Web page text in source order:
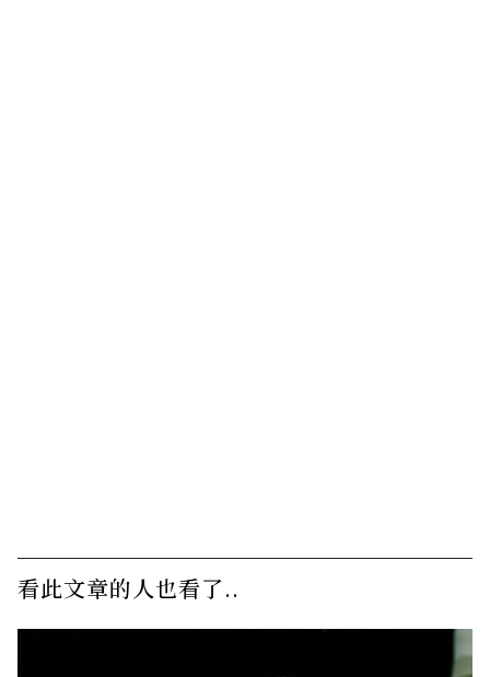
看此文章的人也看了..